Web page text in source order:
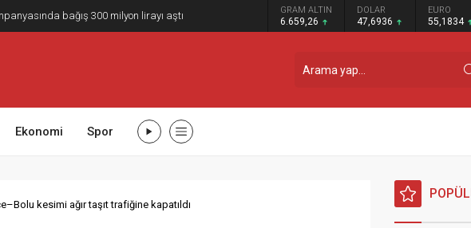
bağış 300 milyon lirayı aştı GRAM ALTIN
6.659,26
DOLAR
47,6936
EURO
55,1834
Ekonomi Spor
kesimi ağır taşıt trafiğine kapatıldı